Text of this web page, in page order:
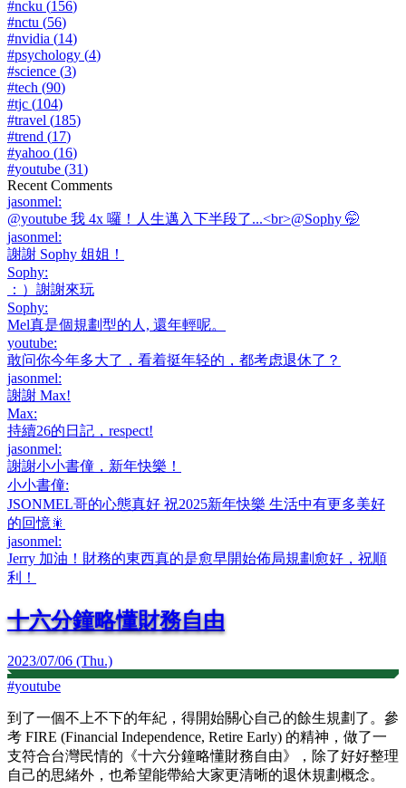
#ncku (156)
#nctu (56)
#nvidia (14)
#psychology (4)
#science (3)
#tech (90)
#tjc (104)
#travel (185)
#trend (17)
#yahoo (16)
#youtube (31)
Recent Comments
jasonmel:
@youtube 我 4x 囉！人生邁入下半段了...<br>@Sophy 🤭
jasonmel:
謝謝 Sophy 姐姐！
Sophy:
：）謝謝來玩
Sophy:
Mel真是個規劃型的人, 還年輕呢。
youtube:
敢问你今年多大了，看着挺年轻的，都考虑退休了？
jasonmel:
謝謝 Max!
Max:
持續26的日記，respect!
jasonmel:
謝謝小小書僮，新年快樂！
小小書僮:
JSONMEL哥的心態真好 祝2025新年快樂 生活中有更多美好
的回憶🎇
jasonmel:
Jerry 加油！財務的東西真的是愈早開始佈局規劃愈好，祝順
利！
十六分鐘略懂財務自由
2023/07/06 (Thu.)
#youtube
到了一個不上不下的年紀，得開始關心自己的餘生規劃了。參
考 FIRE (Financial Independence, Retire Early) 的精神，做了一
支符合台灣民情的《十六分鐘略懂財務自由》，除了好好整理
自己的思緒外，也希望能帶給大家更清晰的退休規劃概念。